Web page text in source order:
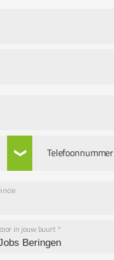
Telefoonnummer
in jouw buurt *